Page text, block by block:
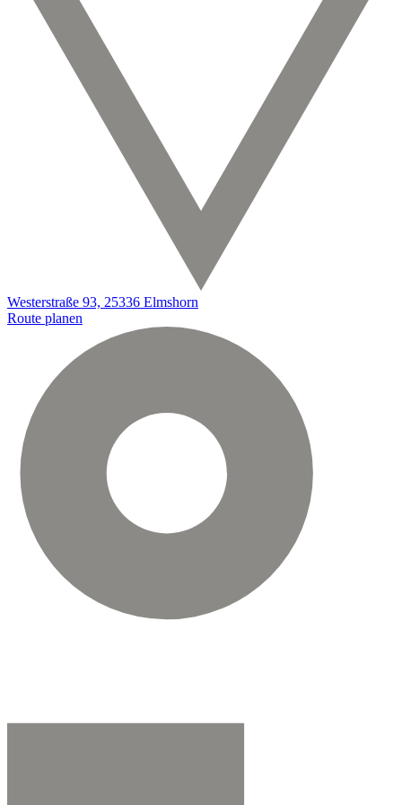
Westerstraße 93, 25336 Elmshorn
Route planen